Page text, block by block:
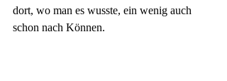
dort, wo man es wusste, ein wenig auch
schon nach Können.